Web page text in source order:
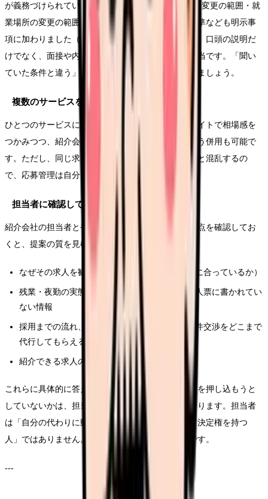
が義務づけられています。2024年4月からは、業務の変更の範囲・就
業場所の変更の範囲・有期契約を更新する場合の基準なども明示事
項に加わりました（厚生労働省）。気になる条件は、口頭の説明だ
けでなく、面接や内定までに書面で確認するのが正当です。「聞い
ていた条件と違う」を防ぐために、遠慮なく確認しましょう。
複数のサービスを比べてもよい
ひとつのサービスに絞る必要はありません。転職サイトで相場感を
つかみつつ、紹介会社の担当者と話してみる、という併用も可能で
す。ただし、同じ求人に複数のルートから応募すると混乱するの
で、応募管理は自分でメモしておくと安心です。
担当者に確認しておきたいこと
紹介会社の担当者とやり取りするとき、次のような点を確認してお
くと、提案の質を見極めやすくなります。
なぜその求人を勧めるのか（自分の希望のどこに合っているか）
残業・夜勤の実態、離職率、教育体制など、求人票に書かれてい
ない情報
採用までの流れ、面接日程の調整、内定後の条件交渉をどこまで
代行してもらえるか
紹介できる求人の地域・施設の幅
これらに具体的に答えてくれるか、希望と違う求人を押し込もうと
していないかは、担当者を信頼できるかの目安になります。担当者
は「自分の代わりに動いてくれる人」であって、「決定権を持つ
人」ではありません。最終的に決めるのはあなたです。
---